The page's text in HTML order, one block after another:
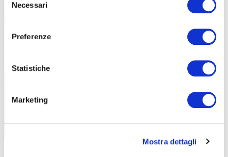
delNecessari
Preferenze
Statistiche
Marketing
Mostra dettagli